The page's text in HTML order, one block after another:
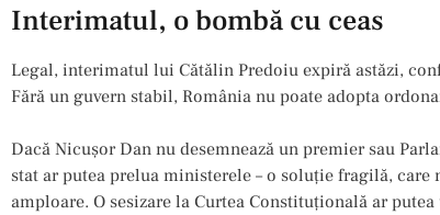
Interimatul, o bombă cu ceas
Legal, interimatul lui Cătălin Predoiu expiră astăzi,
Fără un guvern stabil, România nu poate adopta
Dacă Nicușor Dan nu desemnează un premier sau
stat ar putea prelua ministerele – o soluție fragilă, care
amploare. O sesizare la Curtea Constituțională ar